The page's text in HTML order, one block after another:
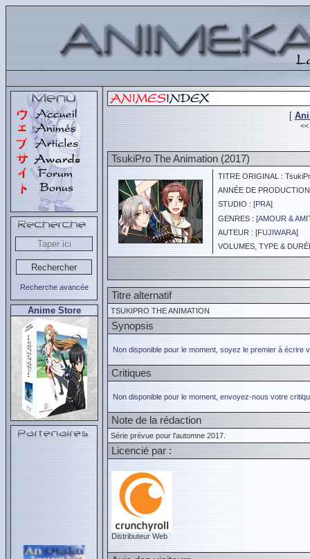
Recherche avancée
Anime Store
[
<<
TsukiPro The Animation (2017)
TITRE ORIGINAL :
ANNÉE DE
STUDIO : [PRA]
GENRES : [AMOUR &
AUTEUR : [FUJIWARA]
VOLUMES, TYPE &
Titre alternatif
TSUKIPRO THE ANIMATION
Synopsis
Non disponible pour le moment, soyez le premier à écrire
Critiques
Non disponible pour le moment, envoyez-nous votre
Note de la rédaction
Série prévue pour l'automne 2017.
Licencié par :
Distributeur Web